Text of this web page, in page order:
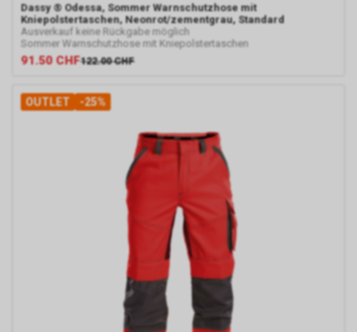
Dassy ® Odessa, Sommer Warnschutzhose mit
Kniepolstertaschen, Neonrot/zementgrau, Standard
Ausverkauf keine Rückgabe möglich
Sommer Warnschutzhose mit Kniepolstertaschen
91.50 CHF122.00 CHF
OUTLET -25%